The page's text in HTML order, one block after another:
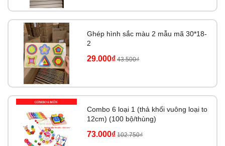
Ghép hình sắc màu 2 mẫu mã 30*18-
2
29.000₫ 43.500₫
Combo 6 loại 1 (thả khối vuông loại to
12cm) (100 bộ/thùng)
73.000₫ 102.750₫